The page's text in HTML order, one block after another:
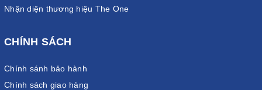
Nhận diện thương hiệu The One
CHÍNH SÁCH
Chính sánh bảo hành
Chính sách giao hàng